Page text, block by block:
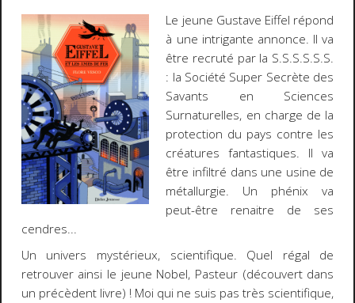
Le jeune Gustave Eiffel répond
à une intrigante annonce. Il va
être recruté par la S.S.S.S.S.S.
: la Société Super Secrète des
Savants en Sciences
Surnaturelles, en charge de la
protection du pays contre les
créatures fantastiques. Il va
être infiltré dans une usine de
métallurgie. Un phénix va
peut-être renaitre de ses
cendres...
Un univers mystérieux, scientifique. Quel régal de
retrouver ainsi le jeune Nobel, Pasteur (découvert dans
un précèdent livre) ! Moi qui ne suis pas très scientifique,